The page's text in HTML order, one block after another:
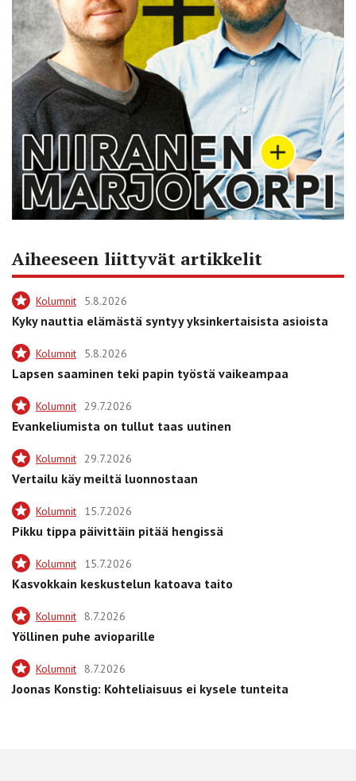
Aiheeseen liittyvät artikkelit
Kolumnit 5.8.2026
Kyky nauttia elämästä syntyy yksinkertaisista asioista
Kolumnit 5.8.2026
Lapsen saaminen teki papin työstä vaikeampaa
Kolumnit 29.7.2026
Evankeliumista on tullut taas uutinen
Kolumnit 29.7.2026
Vertailu käy meiltä luonnostaan
Kolumnit 15.7.2026
Pikku tippa päivittäin pitää hengissä
Kolumnit 15.7.2026
Kasvokkain keskustelun katoava taito
Kolumnit 8.7.2026
Yöllinen puhe avioparille
Kolumnit 8.7.2026
Joonas Konstig: Kohteliaisuus ei kysele tunteita